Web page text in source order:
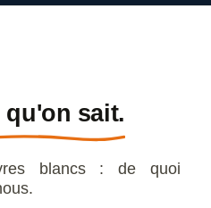
qu'on sait.
blancs : de quoi